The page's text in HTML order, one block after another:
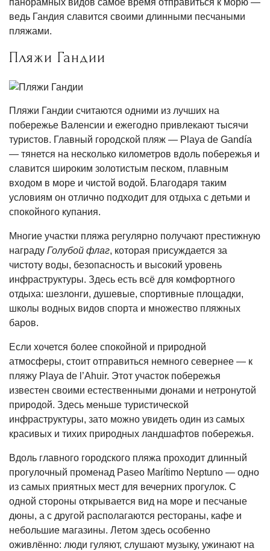
панорамных видов самое время отправиться к морю —
ведь Гандия славится своими длинными песчаными
пляжами.
Пляжи Гандии
Пляжи Гандии считаются одними из лучших на
побережье Валенсии и ежегодно привлекают тысячи
туристов. Главный городской пляж — Playa de Gandía
— тянется на несколько километров вдоль побережья и
славится широким золотистым песком, плавным
входом в море и чистой водой. Благодаря таким
условиям он отлично подходит для отдыха с детьми и
спокойного купания.
Многие участки пляжа регулярно получают престижную
награду Голубой флаг, которая присуждается за
чистоту воды, безопасность и высокий уровень
инфраструктуры. Здесь есть всё для комфортного
отдыха: шезлонги, душевые, спортивные площадки,
школы водных видов спорта и множество пляжных
баров.
Если хочется более спокойной и природной
атмосферы, стоит отправиться немного севернее — к
пляжу Playa de l’Ahuir. Этот участок побережья
известен своими естественными дюнами и нетронутой
природой. Здесь меньше туристической
инфраструктуры, зато можно увидеть один из самых
красивых и тихих природных ландшафтов побережья.
Вдоль главного городского пляжа проходит длинный
прогулочный променад Paseo Marítimo Neptuno — одно
из самых приятных мест для вечерних прогулок. С
одной стороны открывается вид на море и песчаные
дюны, а с другой располагаются рестораны, кафе и
небольшие магазины. Летом здесь особенно
оживлённо: люди гуляют, слушают музыку, ужинают на